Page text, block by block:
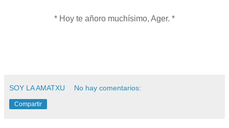
* Hoy te añoro muchísimo, Ager. *
SOY LA AMATXU No hay comentarios:
Compartir